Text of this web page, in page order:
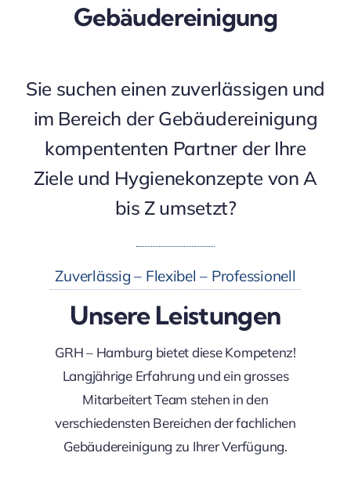
Gebäudereinigung
Sie suchen einen zuverlässigen und
im Bereich der Gebäudereinigung
kompententen Partner der Ihre
Ziele und Hygienekonzepte von A
bis Z umsetzt?
Zuverlässig – Flexibel – Professionell
Unsere Leistungen
GRH – Hamburg bietet diese Kompetenz!
Langjährige Erfahrung und ein grosses
Mitarbeitert Team stehen in den
verschiedensten Bereichen der fachlichen
Gebäudereinigung zu Ihrer Verfügung.